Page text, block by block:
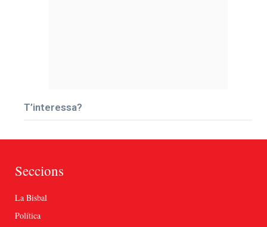
T’interessa?
Seccions
La Bisbal
Política